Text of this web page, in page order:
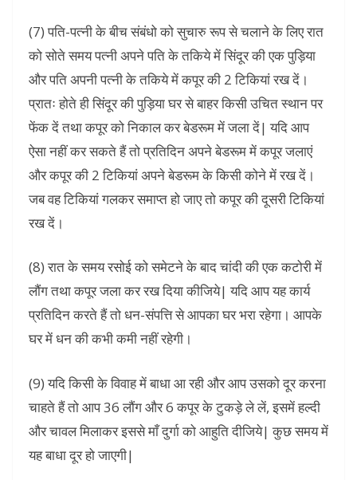
(7) पति-पत्नी के बीच संबंधो को सुचारु रूप से चलाने के लिए रात
को सोते समय पत्नी अपने पति के तकिये में सिंदूर की एक पुड़िया
और पति अपनी पत्नी के तकिये में कपूर की 2 टिकियां रख दें।
प्रातः होते ही सिंदूर की पुड़िया घर से बाहर किसी उचित स्थान पर
फेंक दें तथा कपूर को निकाल कर बेडरूम में जला दें| यदि आप
ऐसा नहीं कर सकते हैं तो प्रतिदिन अपने बेडरूम में कपूर जलाएं
और कपूर की 2 टिकियां अपने बेडरूम के किसी कोने में रख दें।
जब वह टिकियां गलकर समाप्त हो जाए तो कपूर की दूसरी टिकियां
रख दें।
(8) रात के समय रसोई को समेटने के बाद चांदी की एक कटोरी में
लौंग तथा कपूर जला कर रख दिया कीजिये| यदि आप यह कार्य
प्रतिदिन करते हैं तो धन-संपत्ति से आपका घर भरा रहेगा। आपके
घर में धन की कभी कमी नहीं रहेगी।
(9) यदि किसी के विवाह में बाधा आ रही और आप उसको दूर करना
चाहते हैं तो आप 36 लौंग और 6 कपूर के टुकड़े ले लें, इसमें हल्दी
और चावल मिलाकर इससे माँ दुर्गा को आहुति दीजिये| कुछ समय में
यह बाधा दूर हो जाएगी|